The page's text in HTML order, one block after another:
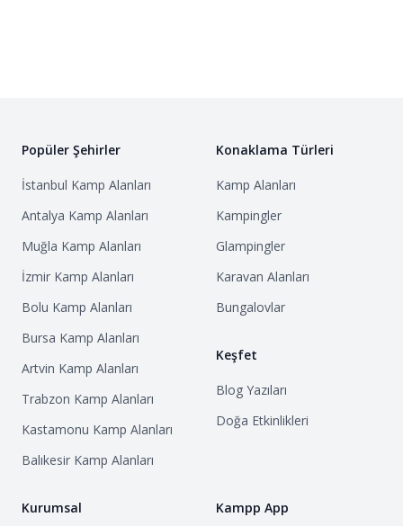
Popüler Şehirler
İstanbul Kamp Alanları
Antalya Kamp Alanları
Muğla Kamp Alanları
İzmir Kamp Alanları
Bolu Kamp Alanları
Bursa Kamp Alanları
Artvin Kamp Alanları
Trabzon Kamp Alanları
Kastamonu Kamp Alanları
Balıkesir Kamp Alanları
Konaklama Türleri
Kamp Alanları
Kampingler
Glampingler
Karavan Alanları
Bungalovlar
Keşfet
Blog Yazıları
Doğa Etkinlikleri
Kurumsal
Kampp App